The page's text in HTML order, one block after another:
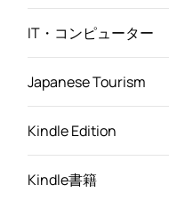
IT・コンピューター
Japanese Tourism
Kindle Edition
Kindle書籍